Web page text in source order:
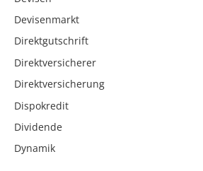
Devisenmarkt
Direktgutschrift
Direktversicherer
Direktversicherung
Dispokredit
Dividende
Dynamik